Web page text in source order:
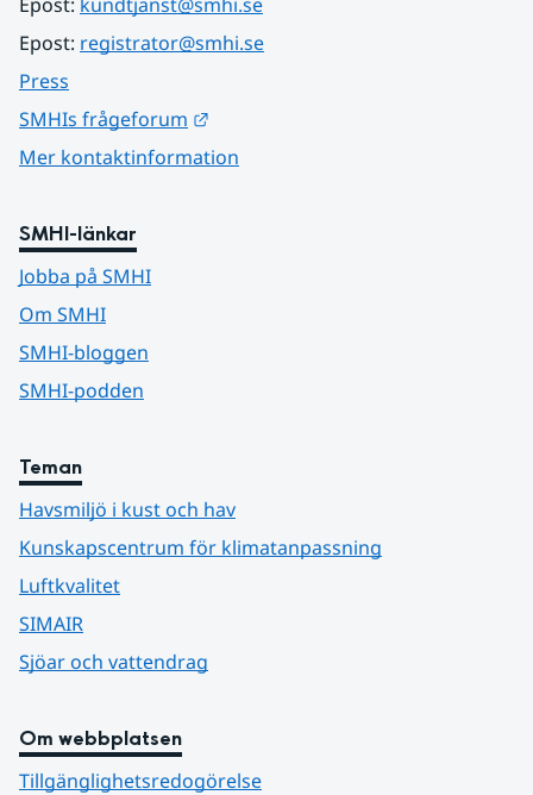
Epost: registrator@smhi.se
Press
SMHIs frågeforum
Mer kontaktinformation
SMHI-länkar
Jobba på SMHI
Om SMHI
SMHI-bloggen
SMHI-podden
Teman
Havsmiljö i kust och hav
Kunskapscentrum för klimatanpassning
Luftkvalitet
SIMAIR
Sjöar och vattendrag
Om webbplatsen
Tillgänglighetsredogörelse